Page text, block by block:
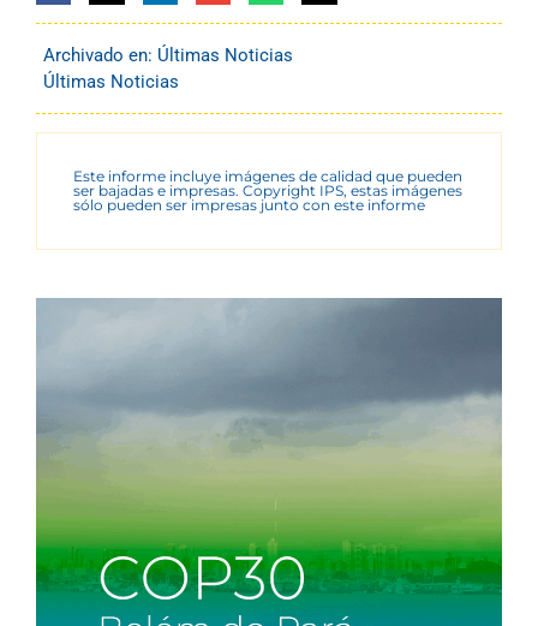
Archivado en: Últimas Noticias
Últimas Noticias
Este informe incluye imágenes de calidad que pueden
ser bajadas e impresas. Copyright IPS, estas imágenes
sólo pueden ser impresas junto con este informe